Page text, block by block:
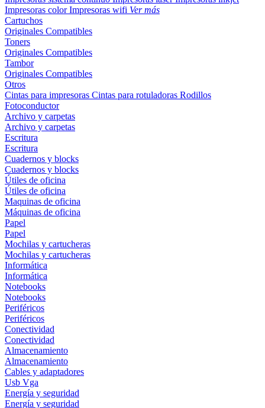
Impresoras colorImpresoras wifi Ver más
Cartuchos
Originales Compatibles
Toners
Originales Compatibles
Tambor
Originales Compatibles
Otros
Cintas para impresoras Cintas para rotuladoras Rodillos
Fotoconductor
Archivo y carpetas
Archivo y carpetas
Escritura
Escritura
Cuadernos y blocks
Cuadernos y blocks
Útiles de oficina
Útiles de oficina
Maquinas de oficina
Máquinas de oficina
Papel
Papel
Mochilas y cartucheras
Mochilas y cartucheras
Informática
Informática
Notebooks
Notebooks
Periféricos
Periféricos
Conectividad
Conectividad
Almacenamiento
Almacenamiento
Cables y adaptadores
Usb Vga
Energía y seguridad
Energía y seguridad